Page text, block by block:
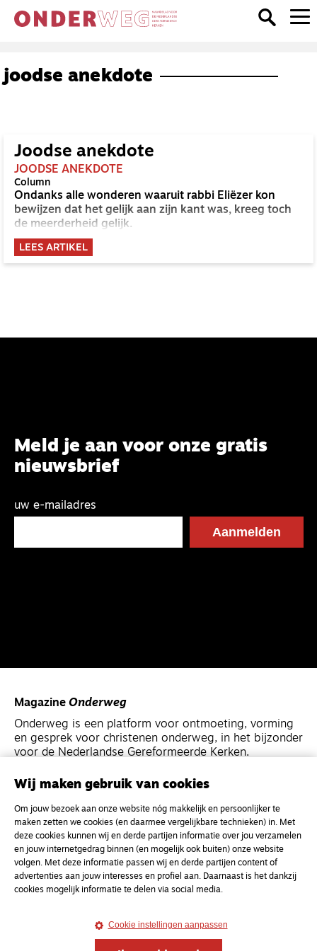
joodse anekdote
Joodse anekdote
JOODSE ANEKDOTE
Column
Ondanks alle wonderen waaruit rabbi Eliëzer kon
bewijzen dat het gelijk aan zijn kant was, kreeg toch
de meerderheid gelijk.
LEES ARTIKEL
Meld je aan voor onze gratis
nieuwsbrief
uw e-mailadres
Magazine Onderweg
Onderweg is een platform voor ontmoeting, vorming
en gesprek voor christenen onderweg, in het bijzonder
voor de Nederlandse Gereformeerde Kerken.
MagazineOnderweg
Kvk-nummer 33277063
NL46 INGB 0117 5827 86
info@onderwegonline.nl
Wij maken gebruik van cookies
Om jouw bezoek aan onze website nóg makkelijk en persoonlijker te
maken zetten we cookies (en daarmee vergelijkbare technieken) in. Met
deze cookies kunnen wij en derde partijen informatie over jou verzamelen
en jouw internetgedrag binnen (en mogelijk ook buiten) onze website
volgen. Met deze informatie passen wij en derde partijen content of
advertenties aan jouw interesses en profiel aan. Daarnaast is het dankzij
cookies mogelijk informatie te delen via social media.
Cookie instellingen aanpassen